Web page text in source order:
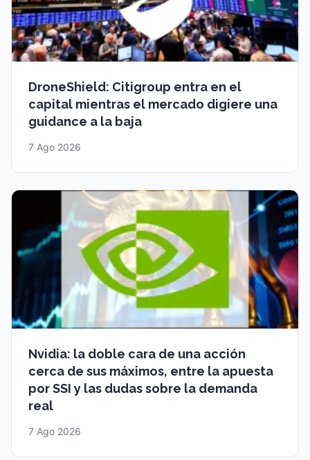
DroneShield: Citigroup entra en el
capital mientras el mercado digiere una
guidance a la baja
7 Ago 2026
Nvidia: la doble cara de una acción
cerca de sus máximos, entre la apuesta
por SSI y las dudas sobre la demanda
real
7 Ago 2026